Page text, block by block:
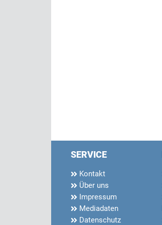
SERVICE
Kontakt
Über uns
Impressum
Mediadaten
Datenschutz